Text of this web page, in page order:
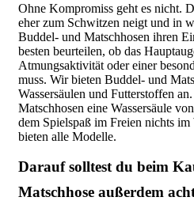
Ohne Kompromiss geht es nicht.
eher zum Schwitzen neigt und in
Buddel- und Matschhosen ihren
besten beurteilen, ob das
Atmungsaktivität oder einer
muss. Wir bieten Buddel- und
Wassersäulen und Futterstoffen
Matschhosen eine Wassersäule
dem Spielspaß im Freien nichts
bieten alle Modelle.
Darauf solltest du beim
Matschhose außerdem